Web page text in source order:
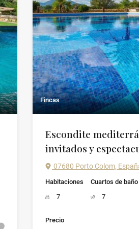
Fincas
Escondite
invitados y
07680 Porto Colom,
Habitaciones
7
Cuartos de baño
7
Precio